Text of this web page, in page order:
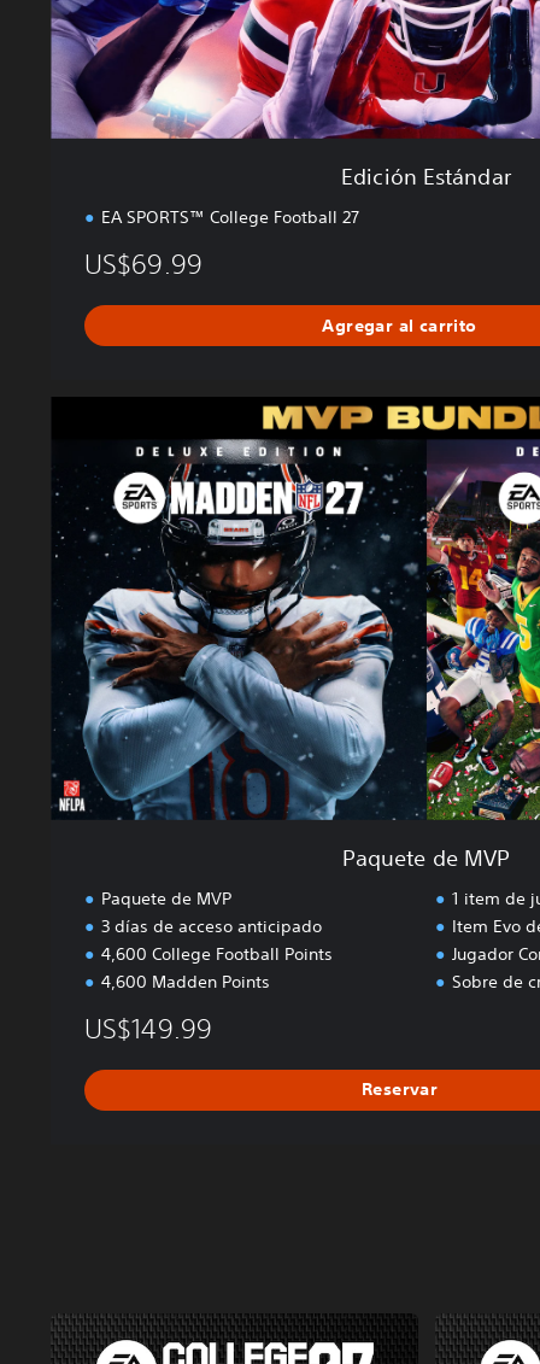
n
d
r
Edición Estándar
EA SPORTS™ College Football 27
US$69.99
Agregar al carrito
u
e
e
e
M
Paquete de MVP
Paquete de MVP
3 días de acceso anticipado
4,600 College Football Points
4,600 Madden Points
1 item de
Item Evo
Jugador
Sobre de
US$149.99
Reservar